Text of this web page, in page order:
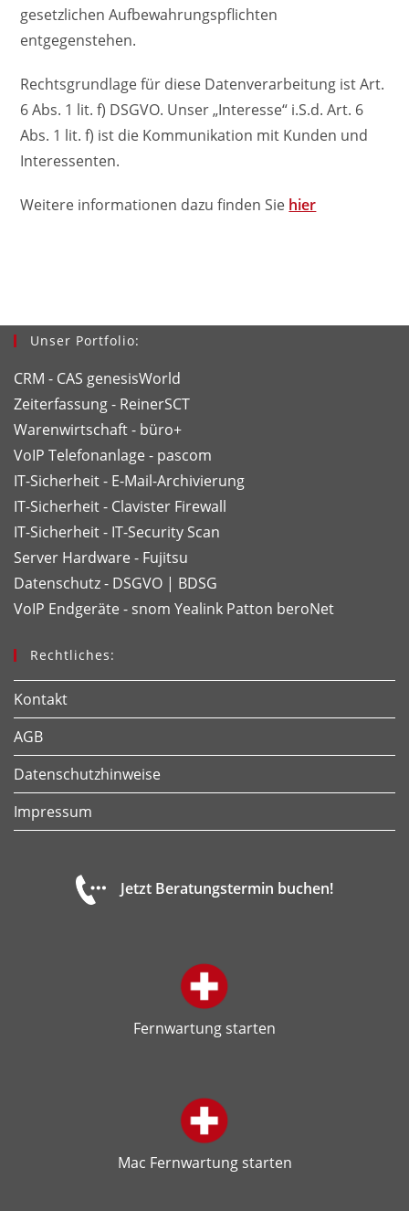
gesetzlichen Aufbewahrungspflichten
entgegenstehen.
Rechtsgrundlage für diese Datenverarbeitung ist Art.
6 Abs. 1 lit. f) DSGVO. Unser „Interesse“ i.S.d. Art. 6
Abs. 1 lit. f) ist die Kommunikation mit Kunden und
Interessenten.
Weitere informationen dazu finden Sie hier
Unser Portfolio:
CRM - CAS genesisWorld
Zeiterfassung - ReinerSCT
Warenwirtschaft - büro+
VoIP Telefonanlage - pascom
IT-Sicherheit - E-Mail-Archivierung
IT-Sicherheit - Clavister Firewall
IT-Sicherheit - IT-Security Scan
Server Hardware - Fujitsu
Datenschutz - DSGVO | BDSG
VoIP Endgeräte - snom Yealink Patton beroNet
Rechtliches:
Kontakt
AGB
Datenschutzhinweise
Impressum
Jetzt Beratungstermin buchen!
Fernwartung starten
Mac Fernwartung starten